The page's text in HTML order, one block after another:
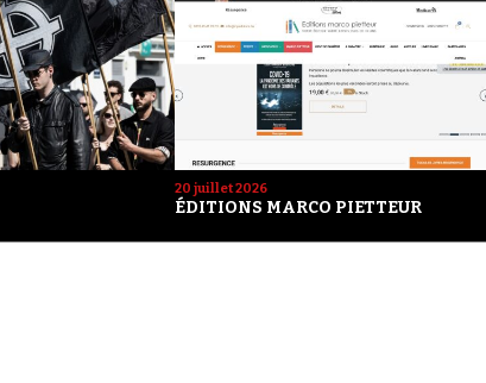
20 juillet 2026
ÉDITIONS MARCO PIETTEUR